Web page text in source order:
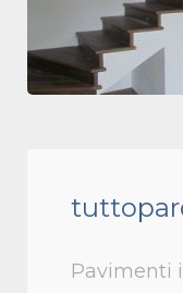
Pavimenti